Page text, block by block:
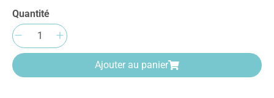
Quantité
Quantité de produit : Entrez la quantité
Ajouter au panier